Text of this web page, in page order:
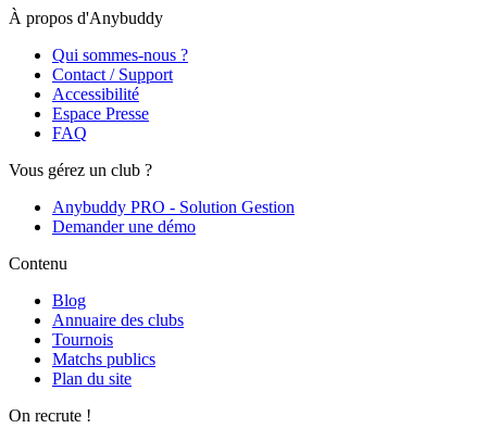
À propos d'Anybuddy
Qui sommes-nous ?
Contact / Support
Accessibilité
Espace Presse
FAQ
Vous gérez un club ?
Anybuddy PRO - Solution Gestion
Demander une démo
Contenu
Blog
Annuaire des clubs
Tournois
Matchs publics
Plan du site
On recrute !